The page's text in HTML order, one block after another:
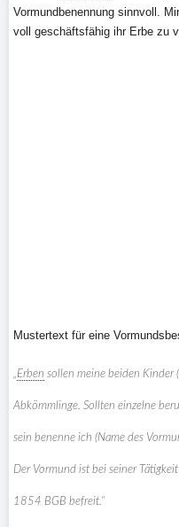
Vormundbenennung sinnvoll.
voll geschäftsfähig ihr Erbe zu
Mustertext für eine
„Erben sollen meine beiden Kinder
Abkömmlinge. Sollten einzelne
sein benenne ich (Name des
Der Vormund ist bei seiner
1854 BGB befreit.“